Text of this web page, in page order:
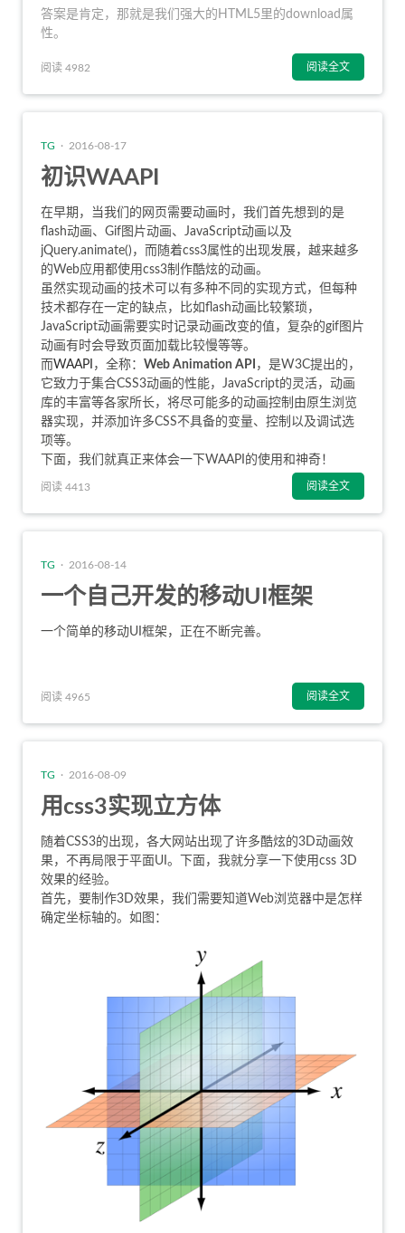
答案是肯定，那就是我们强大的HTML5里的download属
性。
阅读 4982 阅读全文
TG · 2016-08-17
初识WAAPI
在早期，当我们的网页需要动画时，我们首先想到的是
flash动画、Gif图片动画、JavaScript动画以及
jQuery.animate()，而随着css3属性的出现发展，越来越多
的Web应用都使用css3制作酷炫的动画。
虽然实现动画的技术可以有多种不同的实现方式，但每种
技术都存在一定的缺点，比如flash动画比较繁琐，
JavaScript动画需要实时记录动画改变的值，复杂的gif图片
动画有时会导致页面加载比较慢等等。
而WAAPI ，全称： Web Animation API ，是W3C提出的 ，
它致力于集合CSS3动画的性能，JavaScript的灵活，动画
库的丰富等各家所长，将尽可能多的动画控制由原生浏览
器实现，并添加许多CSS不具备的变量、控制以及调试选
项等。
下面，我们就真正来体会一下WAAPI的使用和神奇！
阅读 4413 阅读全文
TG · 2016-08-14
一个自己开发的移动UI框架
一个简单的移动UI框架，正在不断完善。
阅读 4965 阅读全文
TG · 2016-08-09
用css3实现立方体
随着CSS3的出现，各大网站出现了许多酷炫的3D动画效
果，不再局限于平面UI。下面，我就分享一下使用css 3D
效果的经验。
首先，要制作3D效果，我们需要知道Web浏览器中是怎样
确定坐标轴的。如图：